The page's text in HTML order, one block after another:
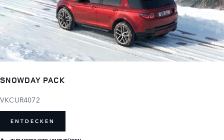
SNOWDAY PACK
VKCUR4072
ENTDECKEN